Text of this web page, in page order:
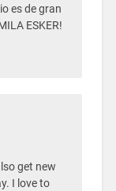
es de gran
ESKER!
get new
I love to